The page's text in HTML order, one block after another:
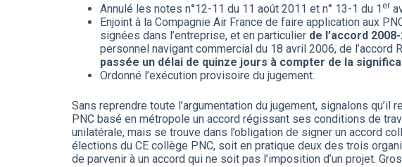
Annulé les notes n°12-11 du 11 août 2011 et n° 13-1 du 1 er
Enjoint à la Compagnie Air France de faire application aux
signées dans l’entreprise, et en particulier de l’accord
personnel navigant commercial du 18 avril 2006, de l’accord
passée un délai de quinze jours à compter de la
Ordonné l’exécution provisoire du jugement.
Sans reprendre toute l’argumentation du jugement, signalons
PNC basé en métropole un accord régissant ses conditions de
unilatérale, mais se trouve dans l’obligation de signer un accord
élections du CE collège PNC, soit en pratique deux des trois
de parvenir à un accord qui ne soit pas l’imposition d’un projet.